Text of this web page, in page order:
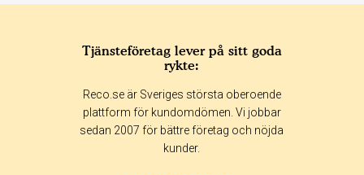
Tjänsteföretag lever på sitt goda
rykte:
Reco.se är Sveriges största oberoende
plattform för kundomdömen. Vi jobbar
sedan 2007 för bättre företag och nöjda
kunder.